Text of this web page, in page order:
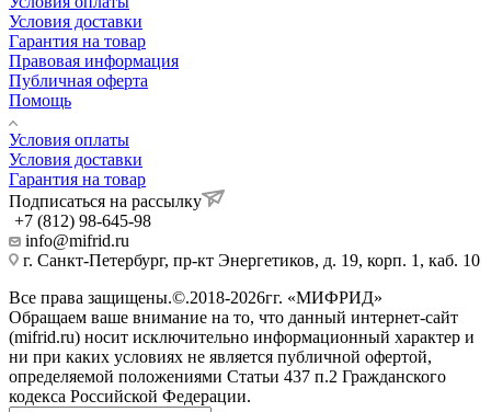
Условия доставки
Гарантия на товар
Правовая информация
Публичная оферта
Помощь
Условия оплаты
Условия доставки
Гарантия на товар
Подписаться на рассылку
+7 (812) 98-645-98
info@mifrid.ru
г. Санкт-Петербург, пр-кт Энергетиков, д. 19, корп. 1, каб. 10
Все права защищены.©.2018-2026гг. «МИФРИД»
Обращаем ваше внимание на то, что данный интернет-сайт
(mifrid.ru) носит исключительно информационный характер и
ни при каких условиях не является публичной офертой,
определяемой положениями Статьи 437 п.2 Гражданского
кодекса Российской Федерации.